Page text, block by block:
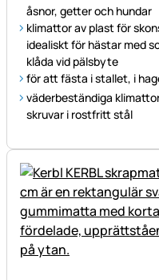
åsnor, getter och hundar
klimattor av plast för
idealiskt för hästar med
klåda vid pälsbyte
för att fästa i stallet, i
väderbeständiga
skruvar i rostfritt stål